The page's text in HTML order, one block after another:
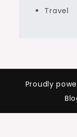
Travel
Proudly